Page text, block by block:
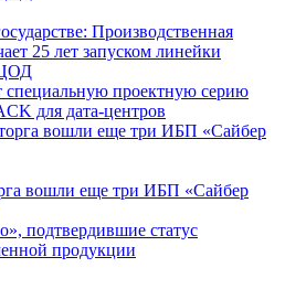
Производственная
25 лет запуском линейки
специальную проектную серию
для дата-центров
вошли еще три ИБП «Сайбер
подтвердившие статус
продукции